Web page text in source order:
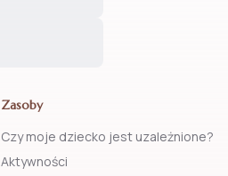
Zasoby
Czy moje dziecko jest uzależnione?
Aktywności